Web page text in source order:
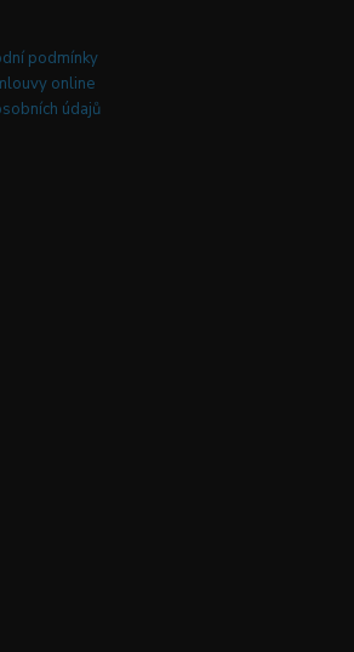
podmínky
online
údajů